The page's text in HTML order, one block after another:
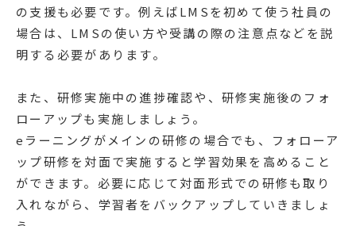
の支援も必要です。例えばLMSを初めて使う社員の
場合は、LMSの使い方や受講の際の注意点などを説
明する必要があります。
また、研修実施中の進捗確認や、研修実施後のフォ
ローアップも実施しましょう。
eラーニングがメインの研修の場合でも、フォローア
ップ研修を対面で実施すると学習効果を高めること
ができます。必要に応じて対面形式での研修も取り
入れながら、学習者をバックアップしていきましょ